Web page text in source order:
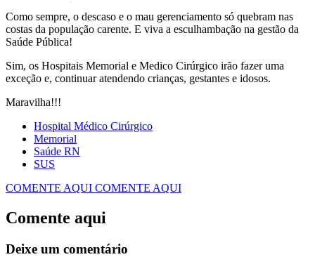
Como sempre, o descaso e o mau gerenciamento só quebram nas
costas da população carente. E viva a esculhambação na gestão da
Saúde Pública!
Sim, os Hospitais Memorial e Medico Cirúrgico irão fazer uma
exceção e, continuar atendendo crianças, gestantes e idosos.
Maravilha!!!
Hospital Médico Cirúrgico
Memorial
Saúde RN
SUS
COMENTE AQUI COMENTE AQUI
Comente aqui
Deixe um comentário